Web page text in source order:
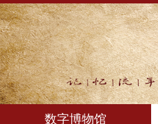
数字博物馆